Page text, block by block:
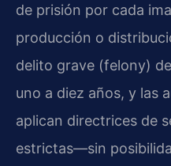
de prisión por cada
producción o
delito grave (felony)
uno a diez años, y las
aplican directrices de
estrictas—sin